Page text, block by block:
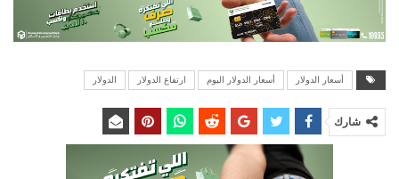
أسعار الدولار أسعار الدولار اليوم ارتفاع الدولار الدولار
شارك